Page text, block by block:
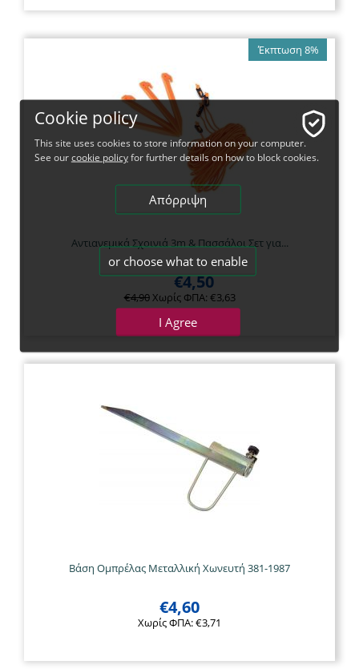
Έκπτωση 8%
Αντιανεμικά Σχοινιά 3m & Πασσάλοι Σετ για...
€4,90
€4,50
Χωρίς ΦΠΑ: €3,63
Βάση Ομπρέλας Μεταλλική Χωνευτή 381-1987
€4,60
Χωρίς ΦΠΑ:€3,71
Cookie policy
This site uses cookies to store information on your computer.
See ourcookie policyfor further details on how to block cookies.
Απόρριψη
or choose what to enable
I Agree